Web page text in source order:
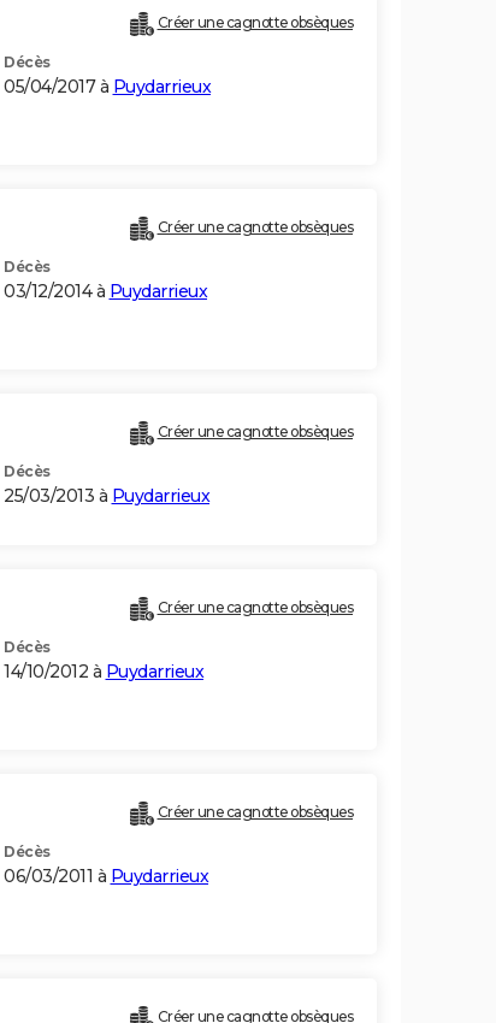
Créer une cagnotte obsèques
Décès
05/04/2017 à Puydarrieux
Créer une cagnotte obsèques
Décès
03/12/2014 à Puydarrieux
Créer une cagnotte obsèques
Décès
25/03/2013 à Puydarrieux
Créer une cagnotte obsèques
Décès
14/10/2012 à Puydarrieux
Créer une cagnotte obsèques
Décès
06/03/2011 à Puydarrieux
Créer une cagnotte obsèques